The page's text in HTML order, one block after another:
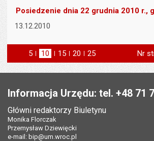
Posiedzenie dnia 22 grudnia 2010 r.,
13.12.2010
5 elementów na stronie
10 elementów
na stronie
15 elementów
na stronie
20 elementów
na stronie
25
na stronie
Nr
Informacja Urzędu: tel. +48 71
Główni redaktorzy Biuletynu
Monika Florczak
Przemysław Dziewięcki
e-mail: bip@um.wroc.pl